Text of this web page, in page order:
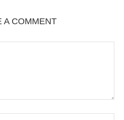
A COMMENT